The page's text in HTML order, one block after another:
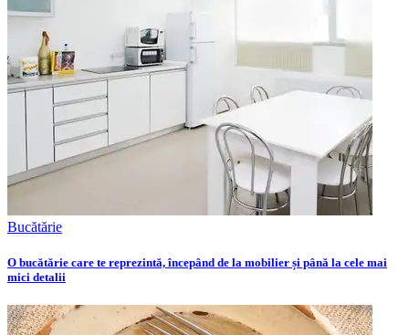
Bucătărie
O bucătărie care te reprezintă, începând de la mobilier și până la cele mai
mici detalii